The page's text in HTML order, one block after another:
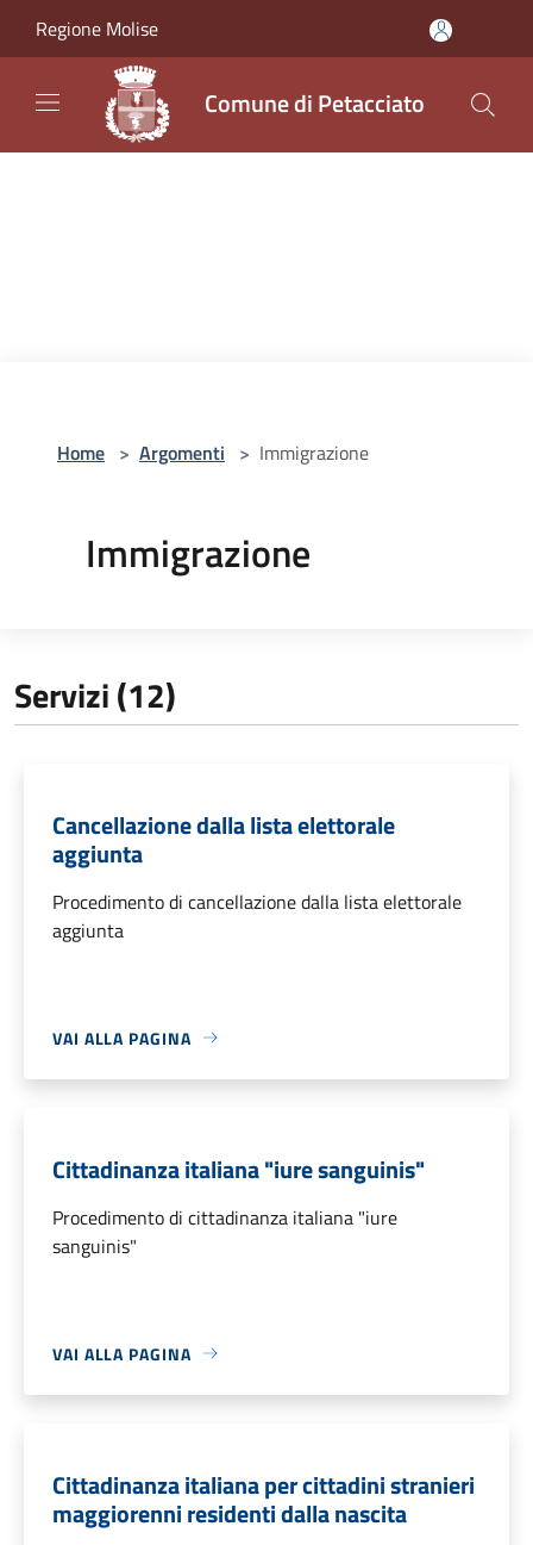
Regione Molise
Comune di Petacciato
Home > Argomenti > Immigrazione
Immigrazione
Servizi (12)
Cancellazione dalla lista elettorale
aggiunta
Procedimento di cancellazione dalla lista elettorale
aggiunta
VAI ALLA PAGINA
Cittadinanza italiana "iure sanguinis"
Procedimento di cittadinanza italiana "iure
sanguinis"
VAI ALLA PAGINA
Cittadinanza italiana per cittadini stranieri
maggiorenni residenti dalla nascita